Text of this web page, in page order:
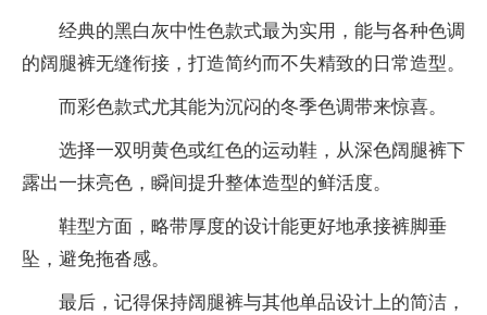
经典的黑白灰中性色款式最为实用，能与各种色调
的阔腿裤无缝衔接，打造简约而不失精致的日常造型。
而彩色款式尤其能为沉闷的冬季色调带来惊喜。
选择一双明黄色或红色的运动鞋，从深色阔腿裤下
露出一抹亮色，瞬间提升整体造型的鲜活度。
鞋型方面，略带厚度的设计能更好地承接裤脚垂
坠，避免拖沓感。
最后，记得保持阔腿裤与其他单品设计上的简洁，